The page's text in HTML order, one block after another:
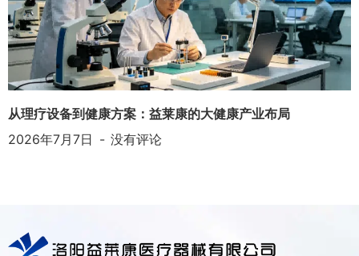
从理疗设备到健康方案：益莱康的大健康产业布局
2026年7月7日
没有评论